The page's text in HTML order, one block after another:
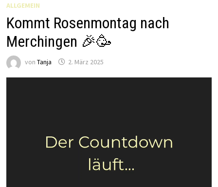
ALLGEMEIN
Kommt Rosenmontag nach
Merchingen 🎉🥳
von Tanja 2. März 2025